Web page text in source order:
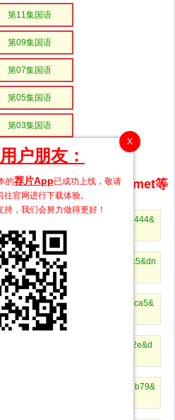
第11集国语
第09集国语
第07集国语
第05集国语
第03集国语
第01集国语
荐使用utorrent、BitComet等
X
户朋友：
的荐片App已成功上线，敬请
官网进行下载体验。
，我们会努力做得更好！